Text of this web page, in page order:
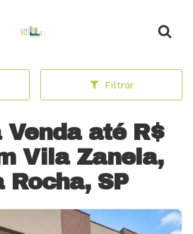
Filtrar
Venda até R$
Vila Zanela,
Rocha, SP